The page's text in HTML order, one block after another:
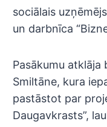
sociālais
un darbnīca
Pasākumu atklāja
Smiltāne, kura
pastāstot par
Daugavkrasts”,